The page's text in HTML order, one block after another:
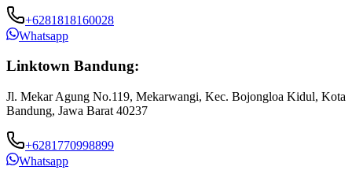
+6281818160028
Whatsapp
Linktown Bandung:
Jl. Mekar Agung No.119, Mekarwangi, Kec. Bojongloa Kidul, Kota
Bandung, Jawa Barat 40237
+6281770998899
Whatsapp